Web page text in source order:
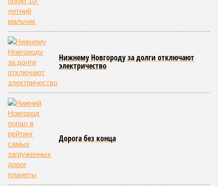
Нижнему Новгороду за долги отключают
электричество
Дорога без конца